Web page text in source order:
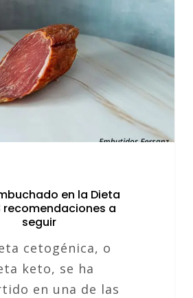
la
Dieta
Keto:
3
recomendaciones
en la Dieta
recomendaciones a
seguir
cetogénica, o
keto, se ha
en una de las